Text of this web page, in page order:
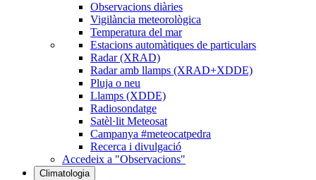
Observacions diàries
Vigilància meteorològica
Temperatura del mar
Estacions automàtiques de particulars
Radar (XRAD)
Radar amb llamps (XRAD+XDDE)
Pluja o neu
Llamps (XDDE)
Radiosondatge
Satèl·lit Meteosat
Campanya #meteocatpedra
Recerca i divulgació
Accedeix a "Observacions"
Climatologia